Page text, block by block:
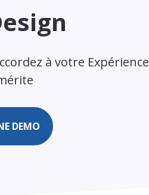
à votre Expérience
DEMO